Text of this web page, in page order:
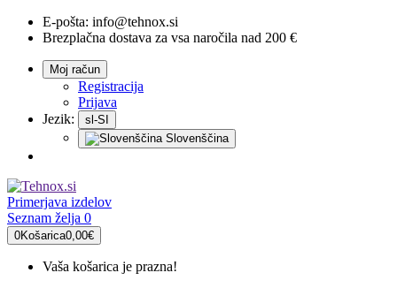
E-pošta: info@tehnox.si
Brezplačna dostava za vsa naročila nad 200 €
Moj račun
Registracija
Prijava
Jezik:
sl-SI
Slovenščina
Primerjava izdelov
Seznam želja 0
0Košarica0,00€
Vaša košarica je prazna!